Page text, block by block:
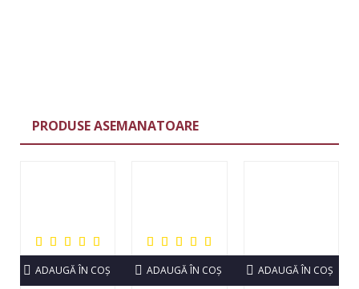
PRODUSE ASEMANATOARE
ADAUGĂ ÎN COŞ ADAUGĂ ÎN COŞ ADAUGĂ ÎN COŞ